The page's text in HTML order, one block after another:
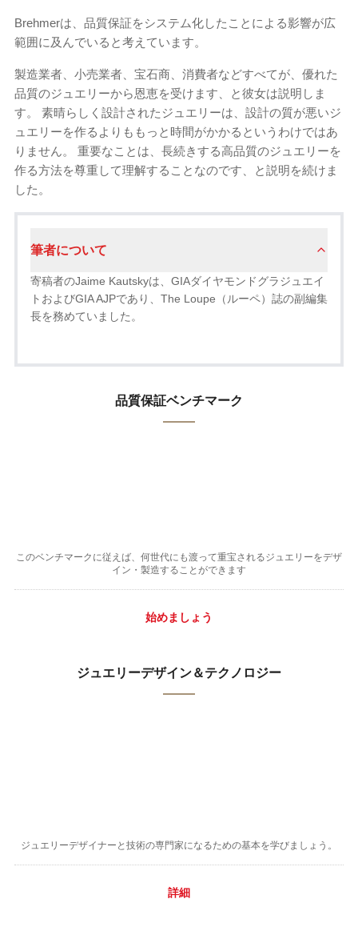
Brehmerは、品質保証をシステム化したことによる影響が広
範囲に及んでいると考えています。
製造業者、小売業者、宝石商、消費者などすべてが、優れた
品質のジュエリーから恩恵を受けます、と彼女は説明しま
す。 素晴らしく設計されたジュエリーは、設計の質が悪いジ
ュエリーを作るよりももっと時間がかかるというわけではあ
りません。 重要なことは、長続きする高品質のジュエリーを
作る方法を尊重して理解することなのです、と説明を続けま
した。
筆者について
寄稿者のJaime Kautskyは、GIAダイヤモンドグラジュエイ
トおよびGIA AJPであり、The Loupe（ルーペ）誌の副編集
長を務めていました。
品質保証ベンチマーク
このベンチマークに従えば、何世代にも渡って重宝されるジュエリーをデザ
イン・製造することができます
始めましょう
ジュエリーデザイン＆テクノロジー
ジュエリーデザイナーと技術の専門家になるための基本を学びましょう。
詳細